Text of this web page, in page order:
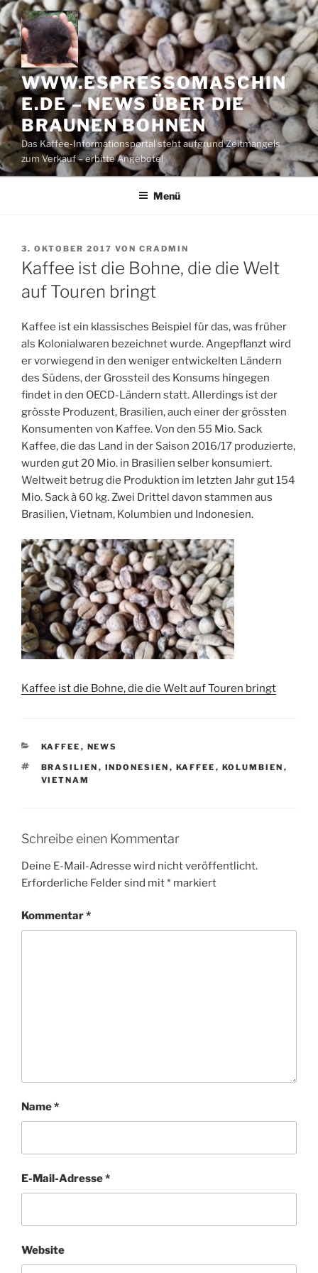
Zum
Inhalt
springen
WWW.ESPRESSOMASCHIN
E.DE – NEWS ÜBER DIE
BRAUNEN BOHNEN
Das Kaffee-Informationsportal steht aufgrund Zeitmangels
zum Verkauf – erbitte Angebote!
Menü
VERÖFFENTLICHT
AM
3. OKTOBER 2017 VON CRADMIN
Kaffee ist die Bohne, die die Welt
auf Touren bringt
Kaffee ist ein klassisches Beispiel für das, was früher
als Kolonialwaren bezeichnet wurde. Angepflanzt wird
er vorwiegend in den weniger entwickelten Ländern
des Südens, der Grossteil des Konsums hingegen
findet in den OECD-Ländern statt. Allerdings ist der
grösste Produzent, Brasilien, auch einer der grössten
Konsumenten von Kaffee. Von den 55 Mio. Sack
Kaffee, die das Land in der Saison 2016/17 produzierte,
wurden gut 20 Mio. in Brasilien selber konsumiert.
Weltweit betrug die Produktion im letzten Jahr gut 154
Mio. Sack à 60 kg. Zwei Drittel davon stammen aus
Brasilien, Vietnam, Kolumbien und Indonesien.
Kaffee ist die Bohne, die die Welt auf Touren bringt
KATEGORIEN
KAFFEE , NEWS
SCHLAGWÖRTER
BRASILIEN , INDONESIEN , KAFFEE , KOLUMBIEN ,
VIETNAM
Schreibe einen Kommentar
Deine E-Mail-Adresse wird nicht veröffentlicht.
Erforderliche Felder sind mit* markiert
Kommentar*
Name*
E-Mail-Adresse*
Website